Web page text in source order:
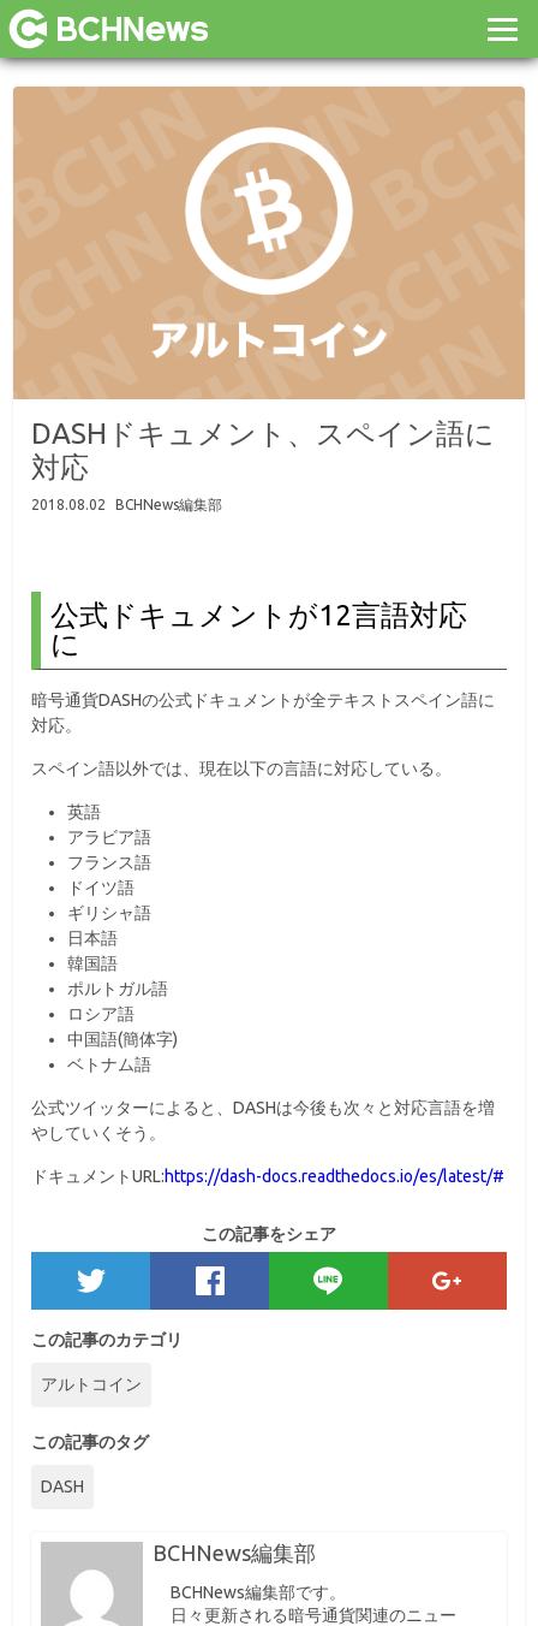
DASHドキュメント、スペイン語に
対応
2018.08.02 BCHNews編集部
公式ドキュメントが12言語対応
に
暗号通貨DASHの公式ドキュメントが全テキストスペイン語に
対応。
スペイン語以外では、現在以下の言語に対応している。
英語
アラビア語
フランス語
ドイツ語
ギリシャ語
日本語
韓国語
ポルトガル語
ロシア語
中国語(簡体字)
ベトナム語
公式ツイッターによると、DASHは今後も次々と対応言語を増
やしていくそう。
ドキュメントURL:https://dash-docs.readthedocs.io/es/latest/#
この記事をシェア
この記事のカテゴリ
アルトコイン
この記事のタグ
DASH
BCHNews編集部
BCHNews編集部です。
日々更新される暗号通貨関連のニュー